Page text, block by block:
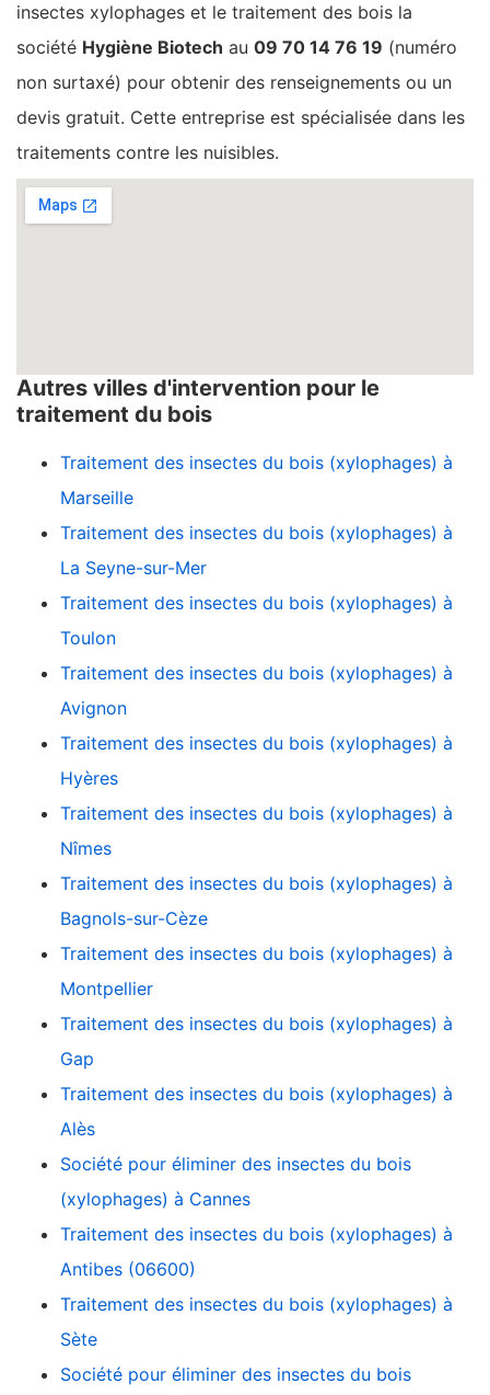
insectes xylophages et le traitement des bois la
société Hygiène Biotech au 09 70 14 76 19 (numéro
non surtaxé) pour obtenir des renseignements ou un
devis gratuit. Cette entreprise est spécialisée dans les
traitements contre les nuisibles.
Autres villes d'intervention pour le
traitement du bois
Traitement des insectes du bois (xylophages) à
Marseille
Traitement des insectes du bois (xylophages) à
La Seyne-sur-Mer
Traitement des insectes du bois (xylophages) à
Toulon
Traitement des insectes du bois (xylophages) à
Avignon
Traitement des insectes du bois (xylophages) à
Hyères
Traitement des insectes du bois (xylophages) à
Nîmes
Traitement des insectes du bois (xylophages) à
Bagnols-sur-Cèze
Traitement des insectes du bois (xylophages) à
Montpellier
Traitement des insectes du bois (xylophages) à
Gap
Traitement des insectes du bois (xylophages) à
Alès
Société pour éliminer des insectes du bois
(xylophages) à Cannes
Traitement des insectes du bois (xylophages) à
Antibes (06600)
Traitement des insectes du bois (xylophages) à
Sète
Société pour éliminer des insectes du bois